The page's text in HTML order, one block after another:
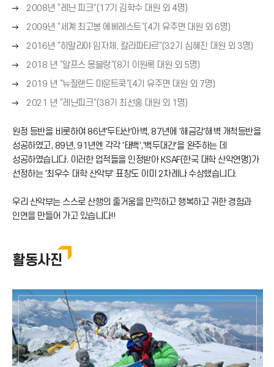
)
→
)
(
→
화
살
(
→
쪽
화
살
(
→
오
쪽
화
살
(
→
2008년 “레닌 피크”(17기 김학수 대원 외 4명)
오
쪽
화
살
(
)
2009년 “세계 최고봉 에베레스트”(4기 유주면 대원 외 6명)
오
쪽
화
살
→
)
2016년 “히말라야 임자체, 칼라파타르”(32기 심혜진 대원 외 3명)
오
쪽
화
표
(
→
)
2018 년 “알프스 몽블랑”(8기 이원록 대원 외 5명)
오
쪽
살
표
(
→
2019 년 “뉴질랜드 마운트쿡”(4기 유주면 대원 외 7명)
오
쪽
화
살
표
(
)
2021 년 “레닌피크”(38기 최선홍 대원 외 1명)
원정 등반을 비롯하여 86년'두타산'아벽, 87년에 '해금강'해벽 개척등반을
성공하였고, 89년, 91년엔 각각 '태백','백두대간'을 완주하는 데
성공하였습니다. 이러한 업적들을 인정받아 KSAF(한국 대학 산악연맹)가
선정하는 '최우수 대학 산악부' 표창도 이미 2차례나 수상했습니다.
우리 산악부는 스스로 산행의 줄거움을 만끽하고 행복하고 귀한 경험과
인연을 만들어 가고 있습니다!!
활동사진